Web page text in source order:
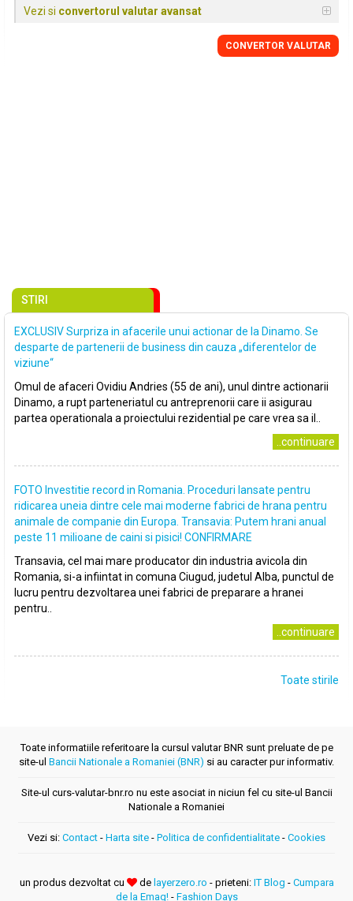
Vezi si convertorul valutar avansat
CONVERTOR VALUTAR
STIRI
EXCLUSIV Surpriza in afacerile unui actionar de la Dinamo. Se
desparte de partenerii de business din cauza „diferentelor de
viziune“
Omul de afaceri Ovidiu Andries (55 de ani), unul dintre actionarii
Dinamo, a rupt parteneriatul cu antreprenorii care ii asigurau
partea operationala a proiectului rezidential pe care vrea sa il..
..continuare
FOTO Investitie record in Romania. Proceduri lansate pentru
ridicarea uneia dintre cele mai moderne fabrici de hrana pentru
animale de companie din Europa. Transavia: Putem hrani anual
peste 11 milioane de caini si pisici! CONFIRMARE
Transavia, cel mai mare producator din industria avicola din
Romania, si-a infiintat in comuna Ciugud, judetul Alba, punctul de
lucru pentru dezvoltarea unei fabrici de preparare a hranei
pentru..
..continuare
Toate stirile
Toate informatiile referitoare la cursul valutar BNR sunt preluate de pe
site-ul Bancii Nationale a Romaniei (BNR) si au caracter pur informativ.
Site-ul curs-valutar-bnr.ro nu este asociat in niciun fel cu site-ul Bancii
Nationale a Romaniei
Vezi si: Contact - Harta site - Politica de confidentialitate - Cookies
un produs dezvoltat cu de layerzero.ro - prieteni: IT Blog - Cumpara
de la Emag!- Fashion Days